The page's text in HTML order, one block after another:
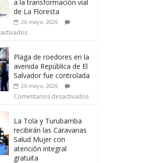
a la transformación vial
de La Floresta
26 mayo, 2026
Plaga de roedores en la
avenida República de El
Salvador fue controlada
26 mayo, 2026
Comentarios desactivados
La Tola y Turubamba
recibirán las Caravanas
Salud Mujer con
atención integral
gratuita